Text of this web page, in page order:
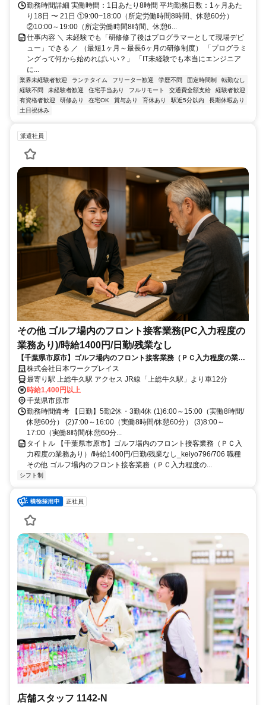
勤務時間詳細 実働時間：1日あたり8時間 平均勤務日数：1ヶ月あた
り18日 〜 21日 ①9:00~18:00（所定労働時間8時間、休憩60分）
②10:00～19:00（所定労働時間8時間、休憩6...
仕事内容 ＼ 未経験でも「研修修了後はプログラマーとして現場デビ
ュー」できる ／ （最短1ヶ月～最長6ヶ月の研修制度） 「プログラミ
ングって何から始めればいい？」 「IT未経験でも本当にエンジニア
に...
業界未経験者歓迎 ランチタイム フリーター歓迎 学歴不問 固定時間制
転勤なし
経験不問
未経験者歓迎 住宅手当あり フルリモート 交通費全額支給
経験者歓迎
有資格者歓迎
研修あり 在宅OK 賞与あり 育休あり 駅近5分以内
長期休暇あり
土日祝休み
派遣社員
その他 ゴルフ場内のフロント接客業務(PC入力程度の
業務あり)/時給1400円/日勤/残業なし
【千葉県市原市】ゴルフ場内のフロント接客業務（ＰＣ入力程度の業務
あり）/時給1400円/日勤/残業なし_keiyo796/706
株式会社日本ワークプレイス
最寄り駅 上総牛久駅 アクセス JR線「上総牛久駅」より車12分
時給1,400円以上
千葉県市原市
勤務時間備考 【日勤】5勤2休・3勤4休 (1)6:00～15:00（実働8時間/
休憩60分） (2)7:00～16:00（実働8時間/休憩60分） (3)8:00～
17:00（実働8時間/休憩60分...
タイトル 【千葉県市原市】ゴルフ場内のフロント接客業務（ＰＣ入
力程度の業務あり）/時給1400円/日勤/残業なし_keiyo796/706 職種
その他 ゴルフ場内のフロント接客業務（ＰＣ入力程度の...
シフト制
正社員
店舗スタッフ 1142-N